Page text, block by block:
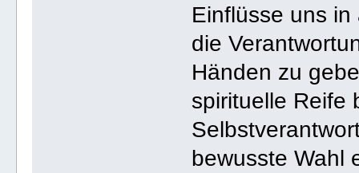
Einflüsse uns
die
Händen zu
spirituelle Reife
bewusste Wahl